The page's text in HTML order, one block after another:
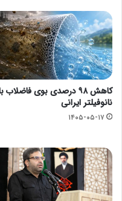
کاهش ۹۸ درصدی بوی فاضلاب
نانوفیلتر ایرانی
۱۴۰۵-۰۵-۱۷